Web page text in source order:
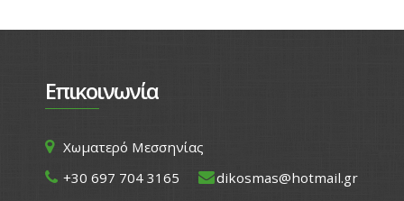
Επικοινωνία
Χωματερό Μεσσηνίας
+30 697 704 3165
dikosmas@hotmail.gr